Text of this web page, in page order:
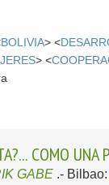
BOLIVIA> <
> <
COMO
GABE .- Bilbao: